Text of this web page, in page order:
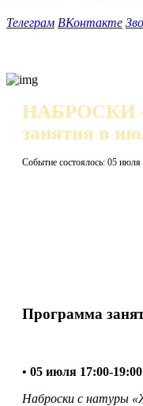
Телеграм ВКонтакте
НАБРОСКИ -
занятия в
Событие состоялось: 05 июля
Программа
• 05 июля 17:00-19:00
Наброски с натуры